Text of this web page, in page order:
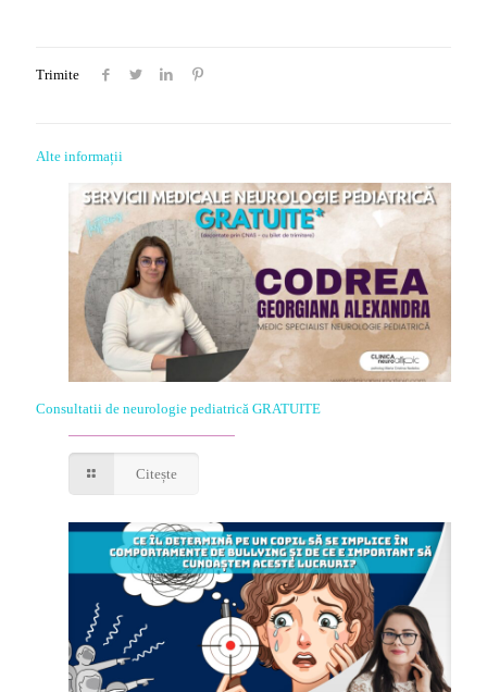
Trimite
Alte informații
Consultatii de neurologie pediatrică GRATUITE
Citește